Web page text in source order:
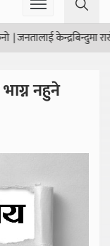
केन्द्रबिन्दुमा राखेर
नहुने